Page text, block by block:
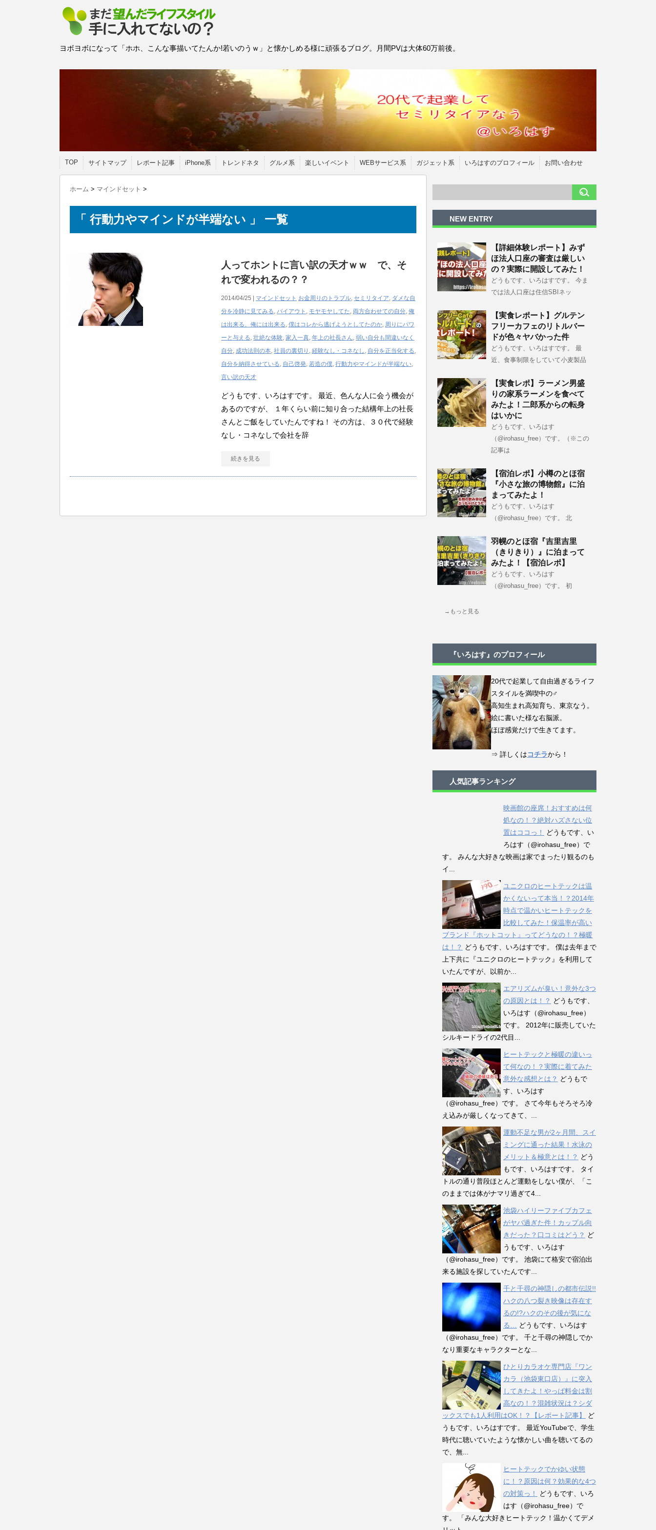
ヨボヨボになって「ホホ、こんな事描いてたんか!若いのうｗ」と懐かしめる様に頑張るブログ。月間PVは大体60万前後。
TOP サイトマップ レポート記事 iPhone系 トレンドネタ グルメ系 楽しいイベント WEBサービス系 ガジェット系 いろはすのプロフィール お問い合わせ
ホーム > マインドセット >
「 行動力やマインドが半端ない 」 一覧
人ってホントに言い訳の天才ｗｗ で、そ
れで変われるの？？
2014/04/25 | マインドセット お金周りのトラブル, セミリタイア, ダメな自
分を冷静に見てみる, バイアウト , モヤモヤしてた, 両方合わせての自分, 俺
は出来る、俺には出来る, 僕はコレから逃げようとしてたのか, 周りにパワ
ーと与える, 壮絶な体験, 家入一真, 年上の社長さん, 弱い自分も間違いなく
自分, 成功法則の本, 社員の裏切り , 経験なし・コネなし , 自分を正当化する,
自分を納得させている, 自己啓発, 若造の僕, 行動力やマインドが半端ない,
言い訳の天才
どうもです、いろはすです。 最近、色んな人に会う機会が
あるのですが、 １年くらい前に知り合った結構年上の社長
さんとご飯をしていたんですね！ その方は、３０代で経験
なし・コネなしで会社を辞
続きを見る
NEW ENTRY
【詳細体験レポート】みず
ほ法人口座の審査は厳しい
の？実際に開設してみた！
どうもです、いろはすです。 今ま
では法人口座は住信SBIネッ
【実食レポート】グルテン
フリーカフェのリトルバー
ドが色々ヤバかった件
どうもです、いろはすです。 最
近、食事制限をしていて小麦製品
【実食レポ】ラーメン男盛
りの家系ラーメンを食べて
みたよ！二郎系からの転身
はいかに
どうもです、いろはす
（@irohasu_free）です。（※この
記事は
【宿泊レポ】小樽のとほ宿
『小さな旅の博物館』に泊
まってみたよ！
どうもです、いろはす
（@irohasu_free）です。 北
羽幌のとほ宿『吉里吉里
（きりきり）』に泊まって
みたよ！【宿泊レポ】
どうもです、いろはす
（@irohasu_free）です。 初
→もっと見る
『いろはす』のプロフィール
20代で起業して自由過ぎるライフ
スタイルを満喫中の♂
高知生まれ高知育ち、東京なう。
絵に書いた様な右脳派。
ほぼ感覚だけで生きてます。
⇒ 詳しくはコチラから！
人気記事ランキング
映画館の座席！おすすめは何
処なの！？絶対ハズさない位
置はココっ！
どうもです、い
ろはす（@irohasu_free）で
す。 みんな大好きな映画は家でまったり観るのも
イ...
ユニクロのヒートテックは温
かくないって本当！？2014年
時点で温かいヒートテックを
比較してみた！保温率が高い
ブランド『ホットコット』ってどうなの！？極暖
は！？ どうもです、いろはすです。 僕は去年まで
上下共に『ユニクロのヒートテック』を利用して
いたんですが、以前か...
エアリズムが臭い！意外な3つ
の原因とは！？ どうもです、
いろはす（@irohasu_free）
です。 2012年に販売していた
シルキードライの2代目...
ヒートテックと極暖の違いっ
て何なの！？実際に着てみた
意外な感想とは？ どうもで
す、いろはす
（@irohasu_free）です。 さて今年もそろそろ冷
え込みが厳しくなってきて、...
運動不足な男が2ヶ月間、スイ
ミングに通った結果！水泳の
メリット＆極意とは！？ どう
もです、いろはすです。 タイ
トルの通り普段ほとんど運動をしない僕が、「こ
のままでは体がナマリ過ぎて4...
池袋ハイリーファイブカフェ
がヤバ過ぎた件！カップル向
きだった？口コミはどう？ ど
うもです、いろはす
（@irohasu_free）です。 池袋にて格安で宿泊出
来る施設を探していたんです...
千と千尋の神隠しの都市伝説!!
ハクの八つ裂き映像は存在す
るの!?ハクのその後が気にな
る…
どうもです、いろはす
（@irohasu_free）です。 千と千尋の神隠しでか
なり重要なキャラクターとな...
ひとりカラオケ専門店『ワン
カラ（池袋東口店）』に突入
してきたよ！やっぱ料金は割
高なの！？混雑状況は？シダ
ックスでも1人利用はOK！？【レポート記事】
ど
うもです、いろはすです。 最近YouTubeで、学生
時代に聴いていたような懐かしい曲を聴いてるの
で、無...
ヒートテックでかゆい状態
に！？原因は何？効果的な4つ
の対策っ！
どうもです、いろ
はす（@irohasu_free）で
す。 「みんな大好きヒートテック！温かくてデメ